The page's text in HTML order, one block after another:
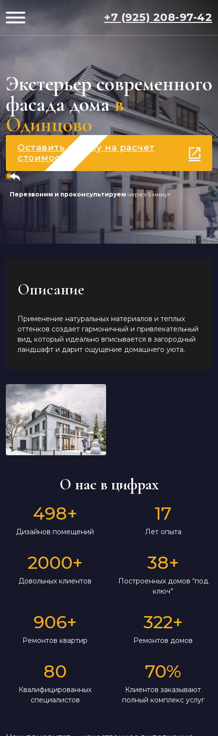
+7 (925) 208-97-42
Экстерьер современного
фасада домав
Одинцово
Оставить заявку на расчет
стоимости
Перезвоним и проконсультируем через 5 минут
Описание
Применение натуральных материалов и теплых
оттенков создает гармоничный и привлекательный
вид, который идеально вписывается в загородный
ландшафт и дарит ощущение домашнего уюта.
О нас в цифрах
498+
Дизайнов помещений
17
Лет опыта
2000+
Довольных клиентов
38+
Построенных домов “под
ключ”
906+
Ремонтов квартир
322+
Ремонтов домов
80
Квалифицированных
специалистов
70%
Клиентов заказывают
полный комплекс услуг